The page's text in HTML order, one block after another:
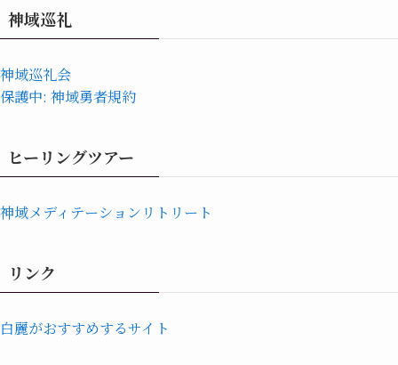
神域巡礼
神域巡礼会
保護中: 神域勇者規約
ヒーリングツアー
神域メディテーションリトリート
リンク
白麗がおすすめするサイト